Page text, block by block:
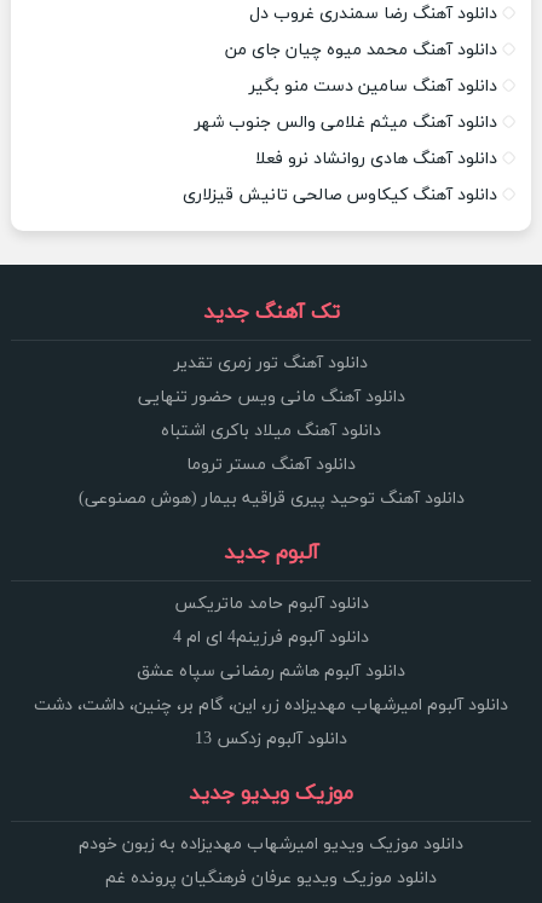
دانلود آهنگ رضا سمندری غروب دل
دانلود آهنگ محمد میوه چیان جای من
دانلود آهنگ سامین دست منو بگیر
دانلود آهنگ میثم غلامی والس جنوب شهر
دانلود آهنگ هادی روانشاد نرو فعلا
دانلود آهنگ کیکاوس صالحی تانیش قیزلاری
تک آهنگ جدید
دانلود آهنگ تور زمری تقدیر
دانلود آهنگ مانی ویس حضور تنهایی
دانلود آهنگ میلاد باکری اشتباه
دانلود آهنگ مستر تروما
دانلود آهنگ توحید پیری قراقیه بیمار (هوش مصنوعی)
آلبوم جدید
دانلود آلبوم حامد ماتریکس
دانلود آلبوم فرزینم4 ای ام 4
دانلود آلبوم هاشم رمضانی سپاه عشق
دانلود آلبوم امیرشهاب مهدیزاده زر، این، گام بر، چنین، داشت، دشت
دانلود آلبوم زدکس 13
موزیک ویدیو جدید
دانلود موزیک ویدیو امیرشهاب مهدیزاده به زبون خودم
دانلود موزیک ویدیو عرفان فرهنگیان پرونده غم